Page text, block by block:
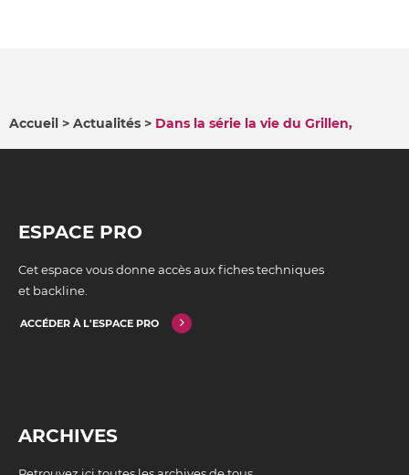
Accueil Actualités Dans la série la vie du Grillen,
ESPACE PRO
Cet espace vous donne accès aux fiches techniques
et backline.
ACCÉDER À L'ESPACE PRO
ARCHIVES